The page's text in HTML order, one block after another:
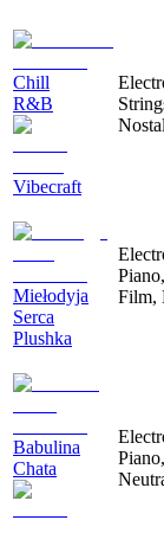
Chill
R&B
Vibecraft
Miełodyja
Serca
Plushka
Film,
Babulina
Chata